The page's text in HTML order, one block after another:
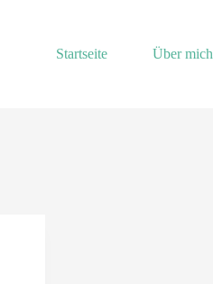
Startseite
Über mich